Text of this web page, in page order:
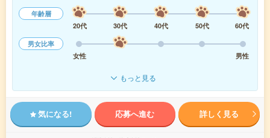
年齢層
20代
30代 40代 50代
60代
男女比率
女性
男性
もっと見る
気になる! 応募へ進む 詳しく見る